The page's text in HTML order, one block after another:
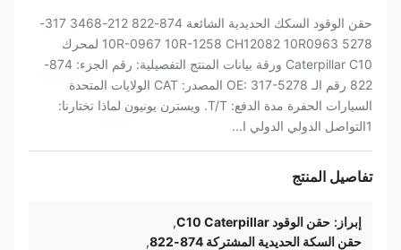
حقن الوقود السكك الحديدية الشائعة 874-822 212-3468 317-
5278 10R-0967 10R-1258 CH12082 10R0963 لمحرك
Caterpillar C10 ورقة بيانات المنتج التفصيلية: رقم الجزء: 874-
822 رقم الـ OE: 317-5278 المصدر: CAT الولايات المتحدة
السيارات الحفرة مدة الدفع: T/T. ويسترن يونيون لماذا تختارنا:
1التواصل الدولي الدولي ا...
تفاصيل المنتج
إبراز: حقن الوقود C10 Caterpillar
,
حقن السكة الحديدية المشتركة 874-822
,